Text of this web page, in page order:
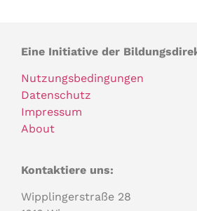
Eine Initiative der
Nutzungsbedingungen
Datenschutz
Impressum
About
Kontaktiere uns:
Wipplingerstraße 28